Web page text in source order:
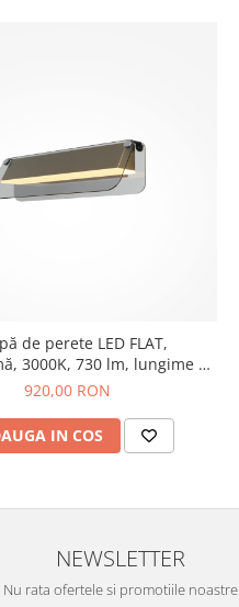
de perete LED FLAT,
3000K, 730 lm, lungime 30
cm - MAYTONI
920,00 RON
IN COS
NEWSLETTER
Nu rata ofertele si promotiile noastre